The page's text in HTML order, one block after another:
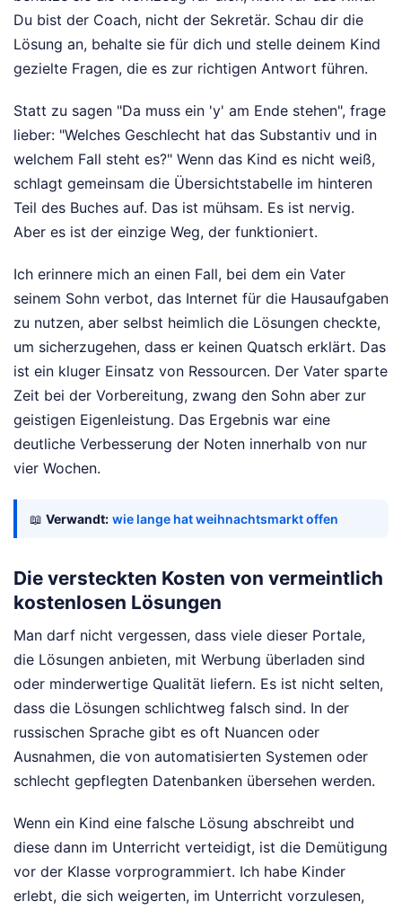
Du bist der Coach, nicht der Sekretär. Schau dir die
Lösung an, behalte sie für dich und stelle deinem Kind
gezielte Fragen, die es zur richtigen Antwort führen.
Statt zu sagen "Da muss ein 'y' am Ende stehen", frage
lieber: "Welches Geschlecht hat das Substantiv und in
welchem Fall steht es?" Wenn das Kind es nicht weiß,
schlagt gemeinsam die Übersichtstabelle im hinteren
Teil des Buches auf. Das ist mühsam. Es ist nervig.
Aber es ist der einzige Weg, der funktioniert.
Ich erinnere mich an einen Fall, bei dem ein Vater
seinem Sohn verbot, das Internet für die Hausaufgaben
zu nutzen, aber selbst heimlich die Lösungen checkte,
um sicherzugehen, dass er keinen Quatsch erklärt. Das
ist ein kluger Einsatz von Ressourcen. Der Vater sparte
Zeit bei der Vorbereitung, zwang den Sohn aber zur
geistigen Eigenleistung. Das Ergebnis war eine
deutliche Verbesserung der Noten innerhalb von nur
vier Wochen.
📖 Verwandt: wie lange hat weihnachtsmarkt offen
Die versteckten Kosten von vermeintlich
kostenlosen Lösungen
Man darf nicht vergessen, dass viele dieser Portale,
die Lösungen anbieten, mit Werbung überladen sind
oder minderwertige Qualität liefern. Es ist nicht selten,
dass die Lösungen schlichtweg falsch sind. In der
russischen Sprache gibt es oft Nuancen oder
Ausnahmen, die von automatisierten Systemen oder
schlecht gepflegten Datenbanken übersehen werden.
Wenn ein Kind eine falsche Lösung abschreibt und
diese dann im Unterricht verteidigt, ist die Demütigung
vor der Klasse vorprogrammiert. Ich habe Kinder
erlebt, die sich weigerten, im Unterricht vorzulesen,